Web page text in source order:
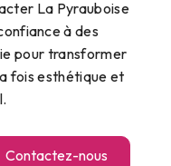
La Pyrauboise
à des
pour transformer
fois esthétique et
Contactez-nous